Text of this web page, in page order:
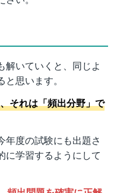
解いていくと、同じよ
思います。
それは「頻出分野」で
年度の試験にも出題さ
に学習するようにして